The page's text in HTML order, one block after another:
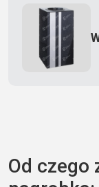
Od czego